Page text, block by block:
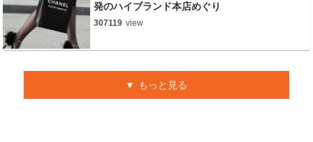
発のハイブランド本店めぐり
307119 view
もっと見る